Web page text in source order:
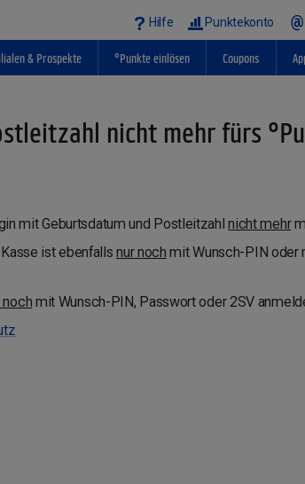
Hilfe Punktekonto
& Prospekte °Punkte einlösen Coupons
nicht mehr fürs
mit Geburtsdatum und Postleitzahlnicht mehr
ist ebenfallsnur noch mit Wunsch-PIN oder
noch mit Wunsch-PIN, Passwort oder 2SV